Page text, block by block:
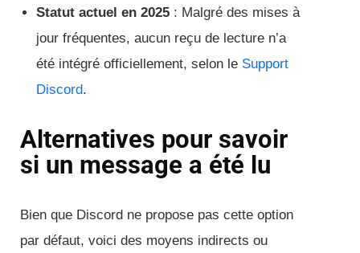
Statut actuel en 2025 : Malgré des mises à
jour fréquentes, aucun reçu de lecture n’a
été intégré officiellement, selon le Support
Discord.
Alternatives pour savoir
si un message a été lu
Bien que Discord ne propose pas cette option
par défaut, voici des moyens indirects ou